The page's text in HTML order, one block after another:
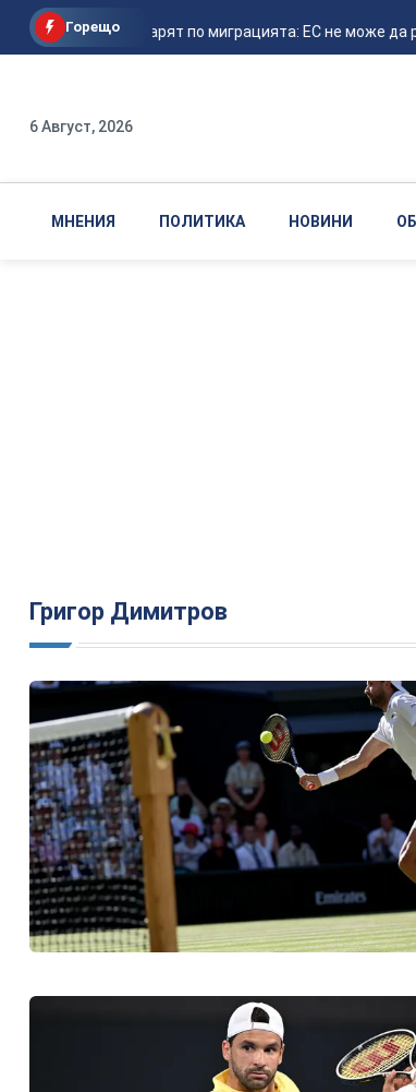
Горещо
Еврокомисарят по миграцията: ЕС не може да
6 Август, 2026
МНЕНИЯ ПОЛИТИКА НОВИНИ
Григор Димитров